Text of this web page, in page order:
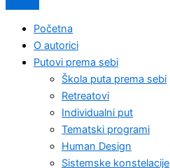
Početna
O autorici
Putovi prema sebi
Škola puta prema sebi
Retreatovi
Individualni put
Tematski programi
Human Design
Sistemske konstelacije